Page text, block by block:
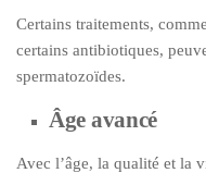
Certains traitements,
certains antibiotiques,
spermatozoïdes.
Âge avancé
Avec l’âge, la qualité et la